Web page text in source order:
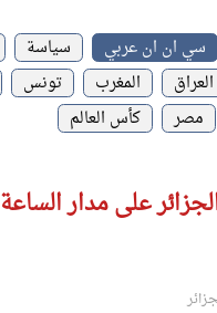
سي ان ان عربي سياسة
العراق المغرب تونس
مصر
كأس العالم
على مدار الساعة